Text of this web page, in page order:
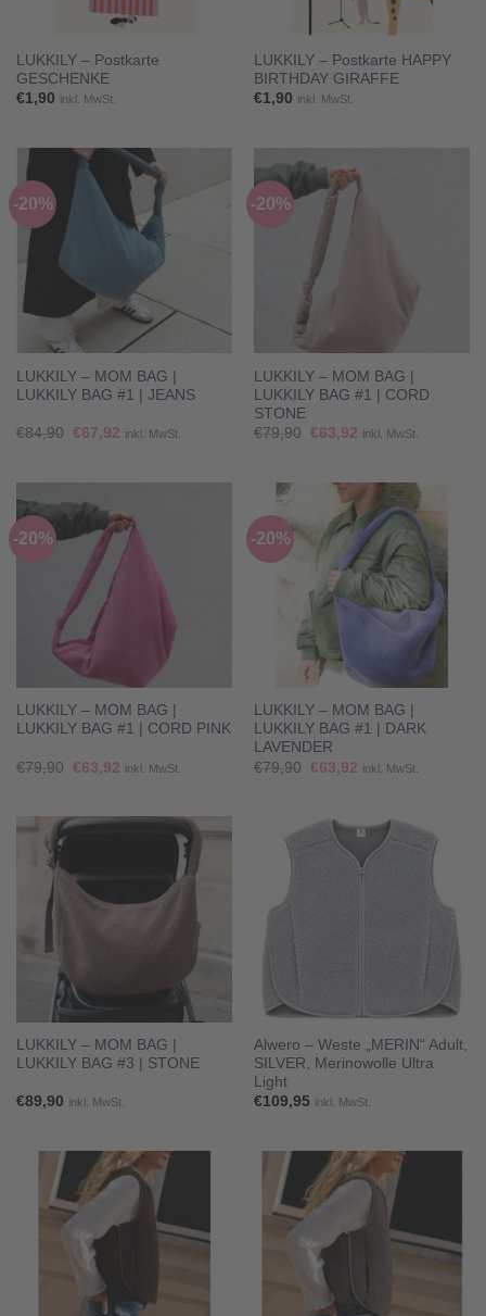
LUKKILY – Postkarte
GESCHENKE
€1,90 inkl. MwSt.
LUKKILY – Postkarte HAPPY
BIRTHDAY GIRAFFE
€1,90 inkl. MwSt.
-20%
LUKKILY – MOM BAG |
LUKKILY BAG #1 | JEANS
€84,90 Ursprünglicher
€67,92Aktueller
inkl. MwSt.
-20%
LUKKILY – MOM BAG |
LUKKILY BAG #1 | CORD
STONE
€79,90 Ursprünglicher
€63,92Aktueller
inkl. MwSt.
-20%
LUKKILY – MOM BAG |
LUKKILY BAG #1 | CORD PINK
€79,90 Ursprünglicher
Preis
€63,92Aktueller
inkl. MwSt.
-20%
LUKKILY – MOM BAG |
LUKKILY BAG #1 | DARK
LAVENDER
€79,90 Ursprünglicher
Preis
€63,92Aktueller
inkl. MwSt.
LUKKILY – MOM BAG |
LUKKILY BAG #3 | STONE
€89,90 inkl. MwSt.
Alwero – Weste „MERIN“ Adult,
SILVER, Merinowolle Ultra
Light
€109,95 inkl. MwSt.